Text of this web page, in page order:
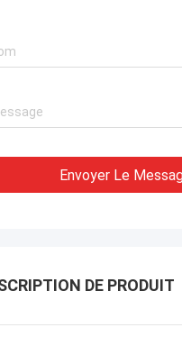
Envoyer Le
DE PRODUIT